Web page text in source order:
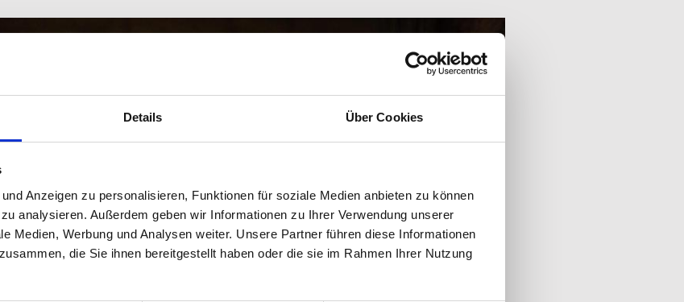
Details Über Cookies
Anzeigen zu personalisieren, Funktionen für soziale Medien anbieten zu können
analysieren. Außerdem geben wir Informationen zu Ihrer Verwendung unserer
Medien, Werbung und Analysen weiter. Unsere Partner führen diese Informationen
die Sie ihnen bereitgestellt haben oder die sie im Rahmen Ihrer Nutzung